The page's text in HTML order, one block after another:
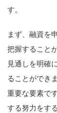
す。
まず、融資を
把握すること
見通しを明確
ることができ
重要な要素で
する努力をす